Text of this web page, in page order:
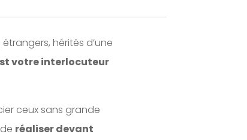
hérités d’une
votre interlocuteur
ceux sans grande
réaliser devant